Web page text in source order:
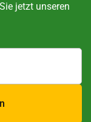
jetzt unseren